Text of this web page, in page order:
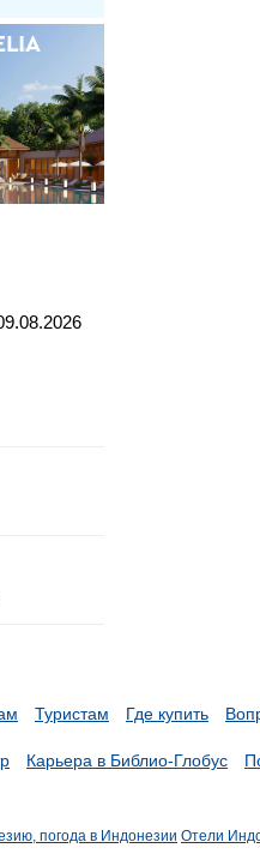
Туристам Где купить
Карьера в Библио-Глобус
погода в Индонезии Отели